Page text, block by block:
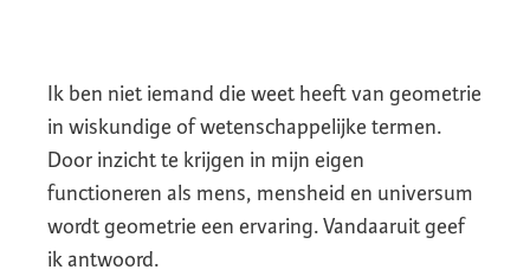
Ik ben niet iemand die weet heeft van geometrie
in wiskundige of wetenschappelijke termen.
Door inzicht te krijgen in mijn eigen
functioneren als mens, mensheid en universum
wordt geometrie een ervaring. Vandaaruit geef
ik antwoord.